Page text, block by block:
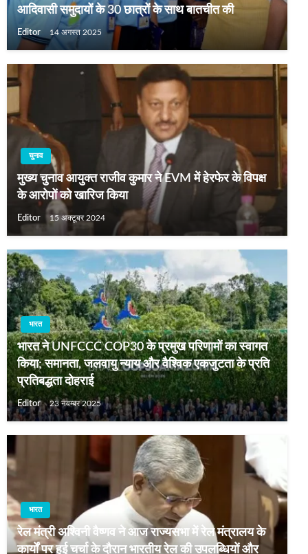
आदिवासी समुदायों के 30 छात्रों के साथ बातचीत की
Editor 14 अगस्त 2025
चुनाव
मुख्य चुनाव आयुक्त राजीव कुमार ने EVM में हेरफेर के विपक्ष
के आरोपों को खारिज किया
Editor 15 अक्टूबर 2024
भारत
भारत ने UNFCCC COP30 के प्रमुख परिणामों का स्वागत
किया; समानता, जलवायु न्याय और वैश्विक एकजुटता के प्रति
प्रतिबद्धता दोहराई
Editor 23 नवम्बर 2025
भारत
रेल मंत्री अश्विनी वैष्णव ने आज राज्यसभा में रेल मंत्रालय के
कार्यों पर हुई चर्चा के दौरान भारतीय रेल की उपलब्धियों और